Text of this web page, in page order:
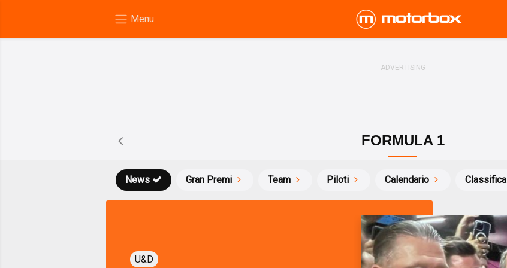
FORMULA 1
News Gran Premi Team Piloti Calendario Classifica
U&D